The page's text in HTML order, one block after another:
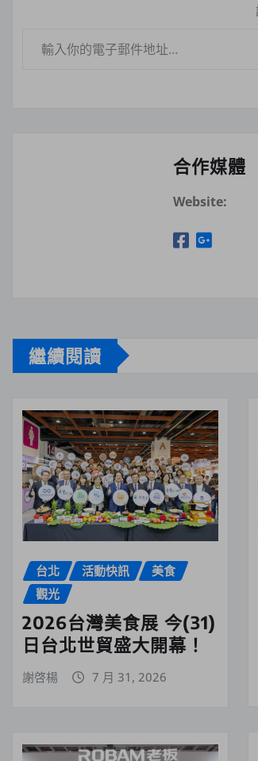
合作媒體
Website:
繼續閱讀
台北 活動快訊
美食
觀光
2026台灣美食展 今(31)
日台北世貿盛大開幕！
謝啓楊 7 月 31, 2026